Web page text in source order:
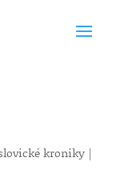
kroniky|